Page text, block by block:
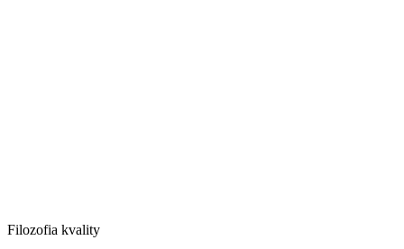
Filozofia kvality